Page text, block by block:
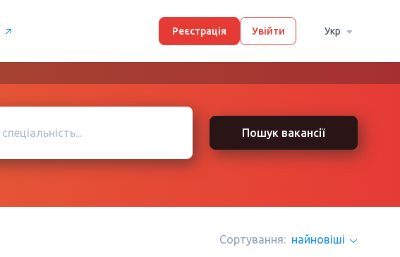
Реєстрація Увійти Укр
Пошук вакансії
Сортування: найновіші